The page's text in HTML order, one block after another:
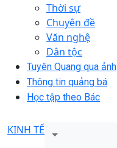
Thời sự
Chuyên đề
Văn nghệ
Dân tộc
Tuyên Quang qua ảnh
Thông tin quảng bá
Học tập theo Bác
KINH TẾ